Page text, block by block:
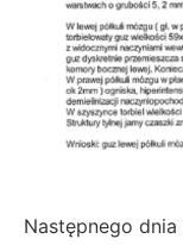
Następnego dnia